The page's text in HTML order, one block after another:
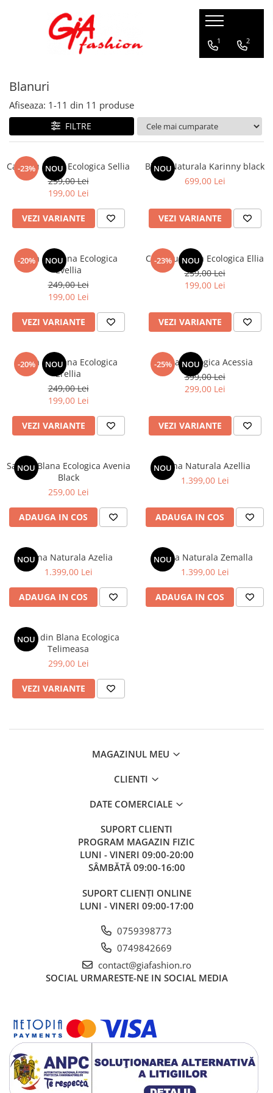
Produsele noastre
Rochii de seara
Rochii de zi
Bride to be
Rochii elegante
Compleuri
Compleuri sport
Compleuri elegante
Salopete
Accesorii
Incaltaminte
Blanuri
Paltoane
Traditional
1 2
Blanuri
Afiseaza: 1-11 din 11 produse
FILTRE
-23% NOU
Capa cu Blana Ecologica Sellia
259,00 Lei
199,00 Lei
VEZI VARIANTE
NOU
Blana Naturala Karinny black
699,00 Lei
VEZI VARIANTE
-20% NOU
Capa cu Blana Ecologica
Evellia
249,00 Lei
199,00 Lei
VEZI VARIANTE
-23% NOU
Capa cu Blana Ecologica Ellia
259,00 Lei
199,00 Lei
VEZI VARIANTE
-20% NOU
Capa cu Blana Ecologica
Erellia
249,00 Lei
199,00 Lei
VEZI VARIANTE
-25% NOU
Blana Ecologica Acessia
399,00 Lei
299,00 Lei
VEZI VARIANTE
NOU
Sal din Blana Ecologica Avenia
Black
259,00 Lei
ADAUGA IN COS
NOU
Blana Naturala Azellia
1.399,00 Lei
ADAUGA IN COS
NOU
Blana Naturala Azelia
1.399,00 Lei
ADAUGA IN COS
NOU
Blana Naturala Zemalla
1.399,00 Lei
ADAUGA IN COS
NOU
Capa din Blana Ecologica
Telimeasa
299,00 Lei
VEZI VARIANTE
MAGAZINUL MEU
CLIENTI
DATE COMERCIALE
SUPORT CLIENTI
PROGRAM MAGAZIN FIZIC
LUNI - VINERI 09:00-20:00
SÂMBĂTĂ 09:00-16:00
SUPORT CLIENȚI ONLINE
LUNI - VINERI 09:00-17:00
0759398773
0749842669
contact@giafashion.ro
SOCIAL URMARESTE-NE IN SOCIAL MEDIA